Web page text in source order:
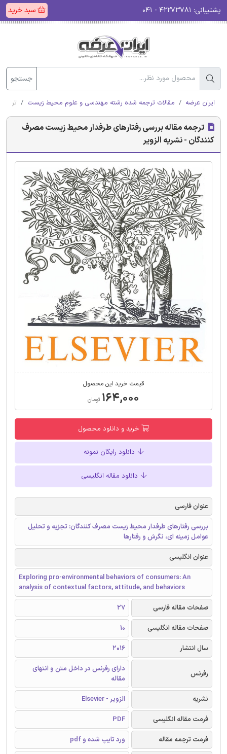
پشتیبانی: سبد خرید
جستجو
ایران عرضه مقالات ترجمه شده رشته مهندسی و علوم محیط زیست
ترجمه مقاله بررسی رفتارهای طرفدار محیط زیست مصرف
کنندگان - نشریه الزویر
قیمت خرید این محصول
۱۶۴,۰۰۰ تومان
خرید و دانلود محصول
دانلود رایگان نمونه
دانلود مقاله انگلیسی
عنوان فارسی
بررسی رفتارهای طرفدار محیط زیست مصرف کنندگان: تجزیه و تحلیل
عوامل زمینه ای، نگرش و رفتارها
عنوان انگلیسی
Exploring pro-environmental behaviors of consumers: An
analysis of contextual factors, attitude, and behaviors
صفحات مقاله فارسی
27
صفحات مقاله انگلیسی
10
سال انتشار
2016
رفرنس
دارای رفرنس در داخل متن و انتهای
مقاله
نشریه
الزویر - Elsevier
فرمت مقاله انگلیسی
PDF
فرمت ترجمه مقاله
ورد تایپ شده و pdf